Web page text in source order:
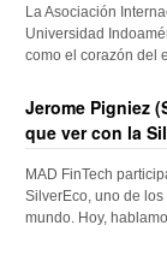
La Asociación
Universidad
como el corazón del
Jerome Pigniez
que ver con la
MAD FinTech
SilverEco, uno de
mundo. Hoy,